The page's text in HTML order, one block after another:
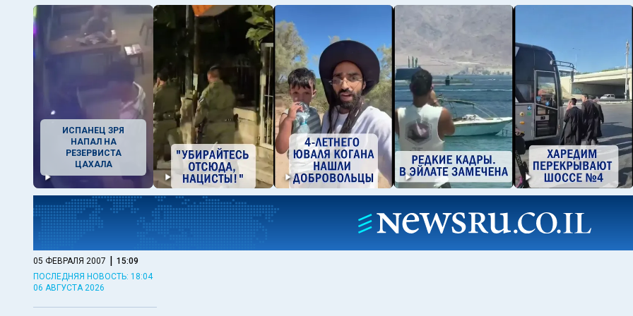
ИСПАНЕЦ ЗРЯ
НАПАЛ НА
РЕЗЕРВИСТА
ЦАХАЛА
05 ФЕВРАЛЯ 2007 | 15:09
ПОСЛЕДНЯЯ НОВОСТЬ: 18:04
06 АВГУСТА 2026